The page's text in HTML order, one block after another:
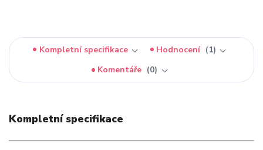
Kompletní specifikace Hodnocení
1
Komentáře
0
Kompletní specifikace